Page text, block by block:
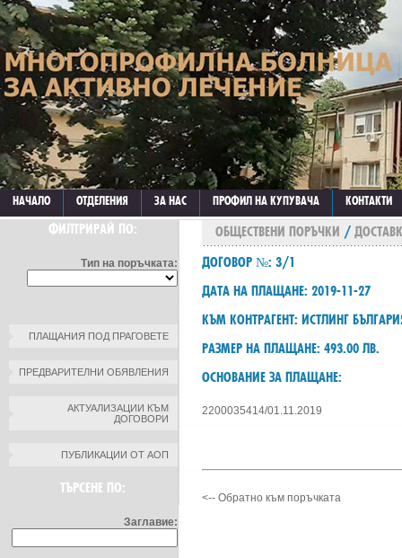
НАЧАЛО ОТДЕЛЕНИЯ ЗА НАС ПРОФИЛ НА КУПУВАЧА КОНТАКТИ
ФИЛТРИРАЙ ПО:
Тип на поръчката:
ПЛАЩАНИЯ ПОД ПРАГОВЕТЕ
ПРЕДВАРИТЕЛНИ ОБЯВЛЕНИЯ
АКТУАЛИЗАЦИИ КЪМ
ДОГОВОРИ
ПУБЛИКАЦИИ ОТ АОП
ТЪРСЕНЕ ПО:
Заглавие:
ОБЩЕСТВЕНИ ПОРЪЧКИ /
ДОГОВОР №: 3/1
ДАТА НА ПЛАЩАНЕ: 2019-11-27
КЪМ КОНТРАГЕНТ: ИСТЛИНГ
РАЗМЕР НА ПЛАЩАНЕ: 493.00 ЛВ.
ОСНОВАНИЕ ЗА ПЛАЩАНЕ:
2200035414/01.11.2019
<-- Обратно към поръчката